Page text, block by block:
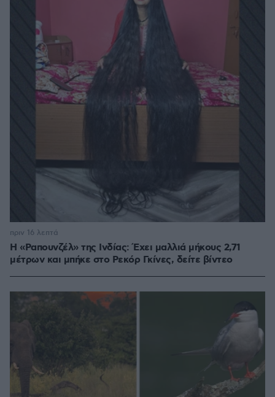
Η «Ραπουνζέλ» της Ινδίας: Έχει μαλλιά μήκους 2,71
μέτρων και μπήκε στο Ρεκόρ Γκίνες, δείτε βίντεο
πριν 16 λεπτά